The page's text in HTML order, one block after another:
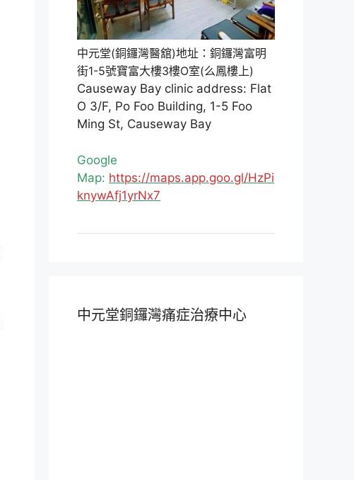
中元堂(銅鑼灣醫舘)地址：銅鑼灣富明
街1-5號寶富大樓3樓O室(么鳳樓上)
Causeway Bay clinic address: Flat
O 3/F, Po Foo Building, 1-5 Foo
Ming St, Causeway Bay
Google
Map: https://maps.app.goo.gl/HzPi
knywAfj1yrNx7
中元堂銅鑼灣痛症治療中心